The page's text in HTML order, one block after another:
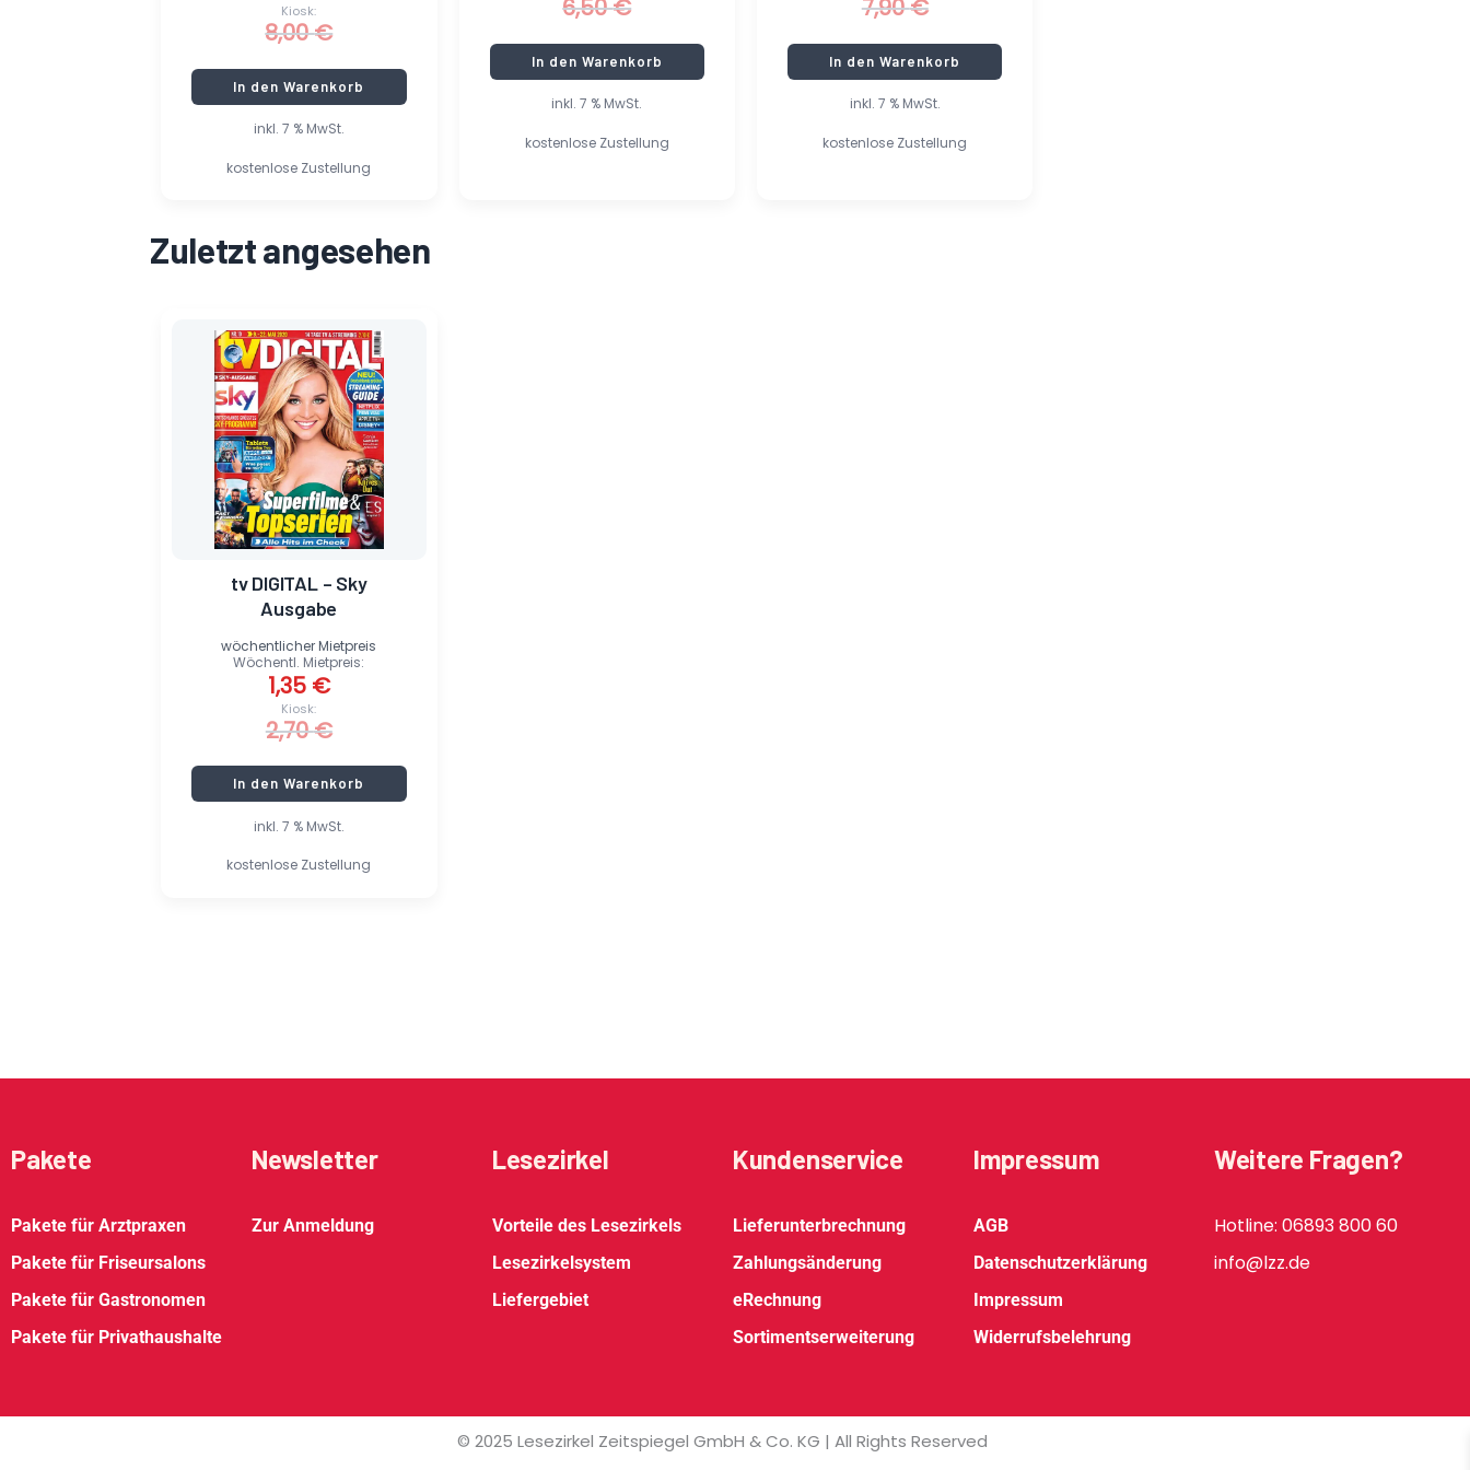
inkl. 7 % MwSt.
kostenlose Zustellung
Kiosk:
8,00€
In den Warenkorb
inkl. 7 % MwSt.
kostenlose Zustellung
6,50€
In den Warenkorb
inkl. 7 % MwSt.
kostenlose Zustellung
7,90€
In den Warenkorb
Zuletzt angesehen
inkl. 7 % MwSt.
kostenlose Zustellung
tv DIGITAL – Sky
Ausgabe
Kiosk:
2,70€
Preis
war:
2,70 €
Wöchentl. Mietpreis:
1,35 €
Preis
1,35 €.
wöchentlicher Mietpreis
In den Warenkorb
Pakete
Pakete für Arztpraxen
Pakete für Friseursalons
Pakete für Gastronomen
Pakete für Privathaushalte
Newsletter
Zur Anmeldung
Lesezirkel
Vorteile des Lesezirkels
Lesezirkelsystem
Liefergebiet
Kundenservice
Lieferunterbrechnung
Zahlungsänderung
eRechnung
Sortimentserweiterung
Impressum
AGB
Datenschutzerklärung
Impressum
Widerrufsbelehrung
Weitere Fragen?
Hotline: 06893 800 60
info@lzz.de
© 2025 Lesezirkel Zeitspiegel GmbH & Co. KG | All Rights Reserved